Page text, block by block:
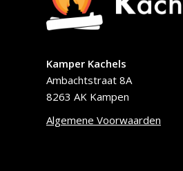
Kamper Kachels
Ambachtstraat 8A
8263 AK Kampen
Algemene Voorwaarden